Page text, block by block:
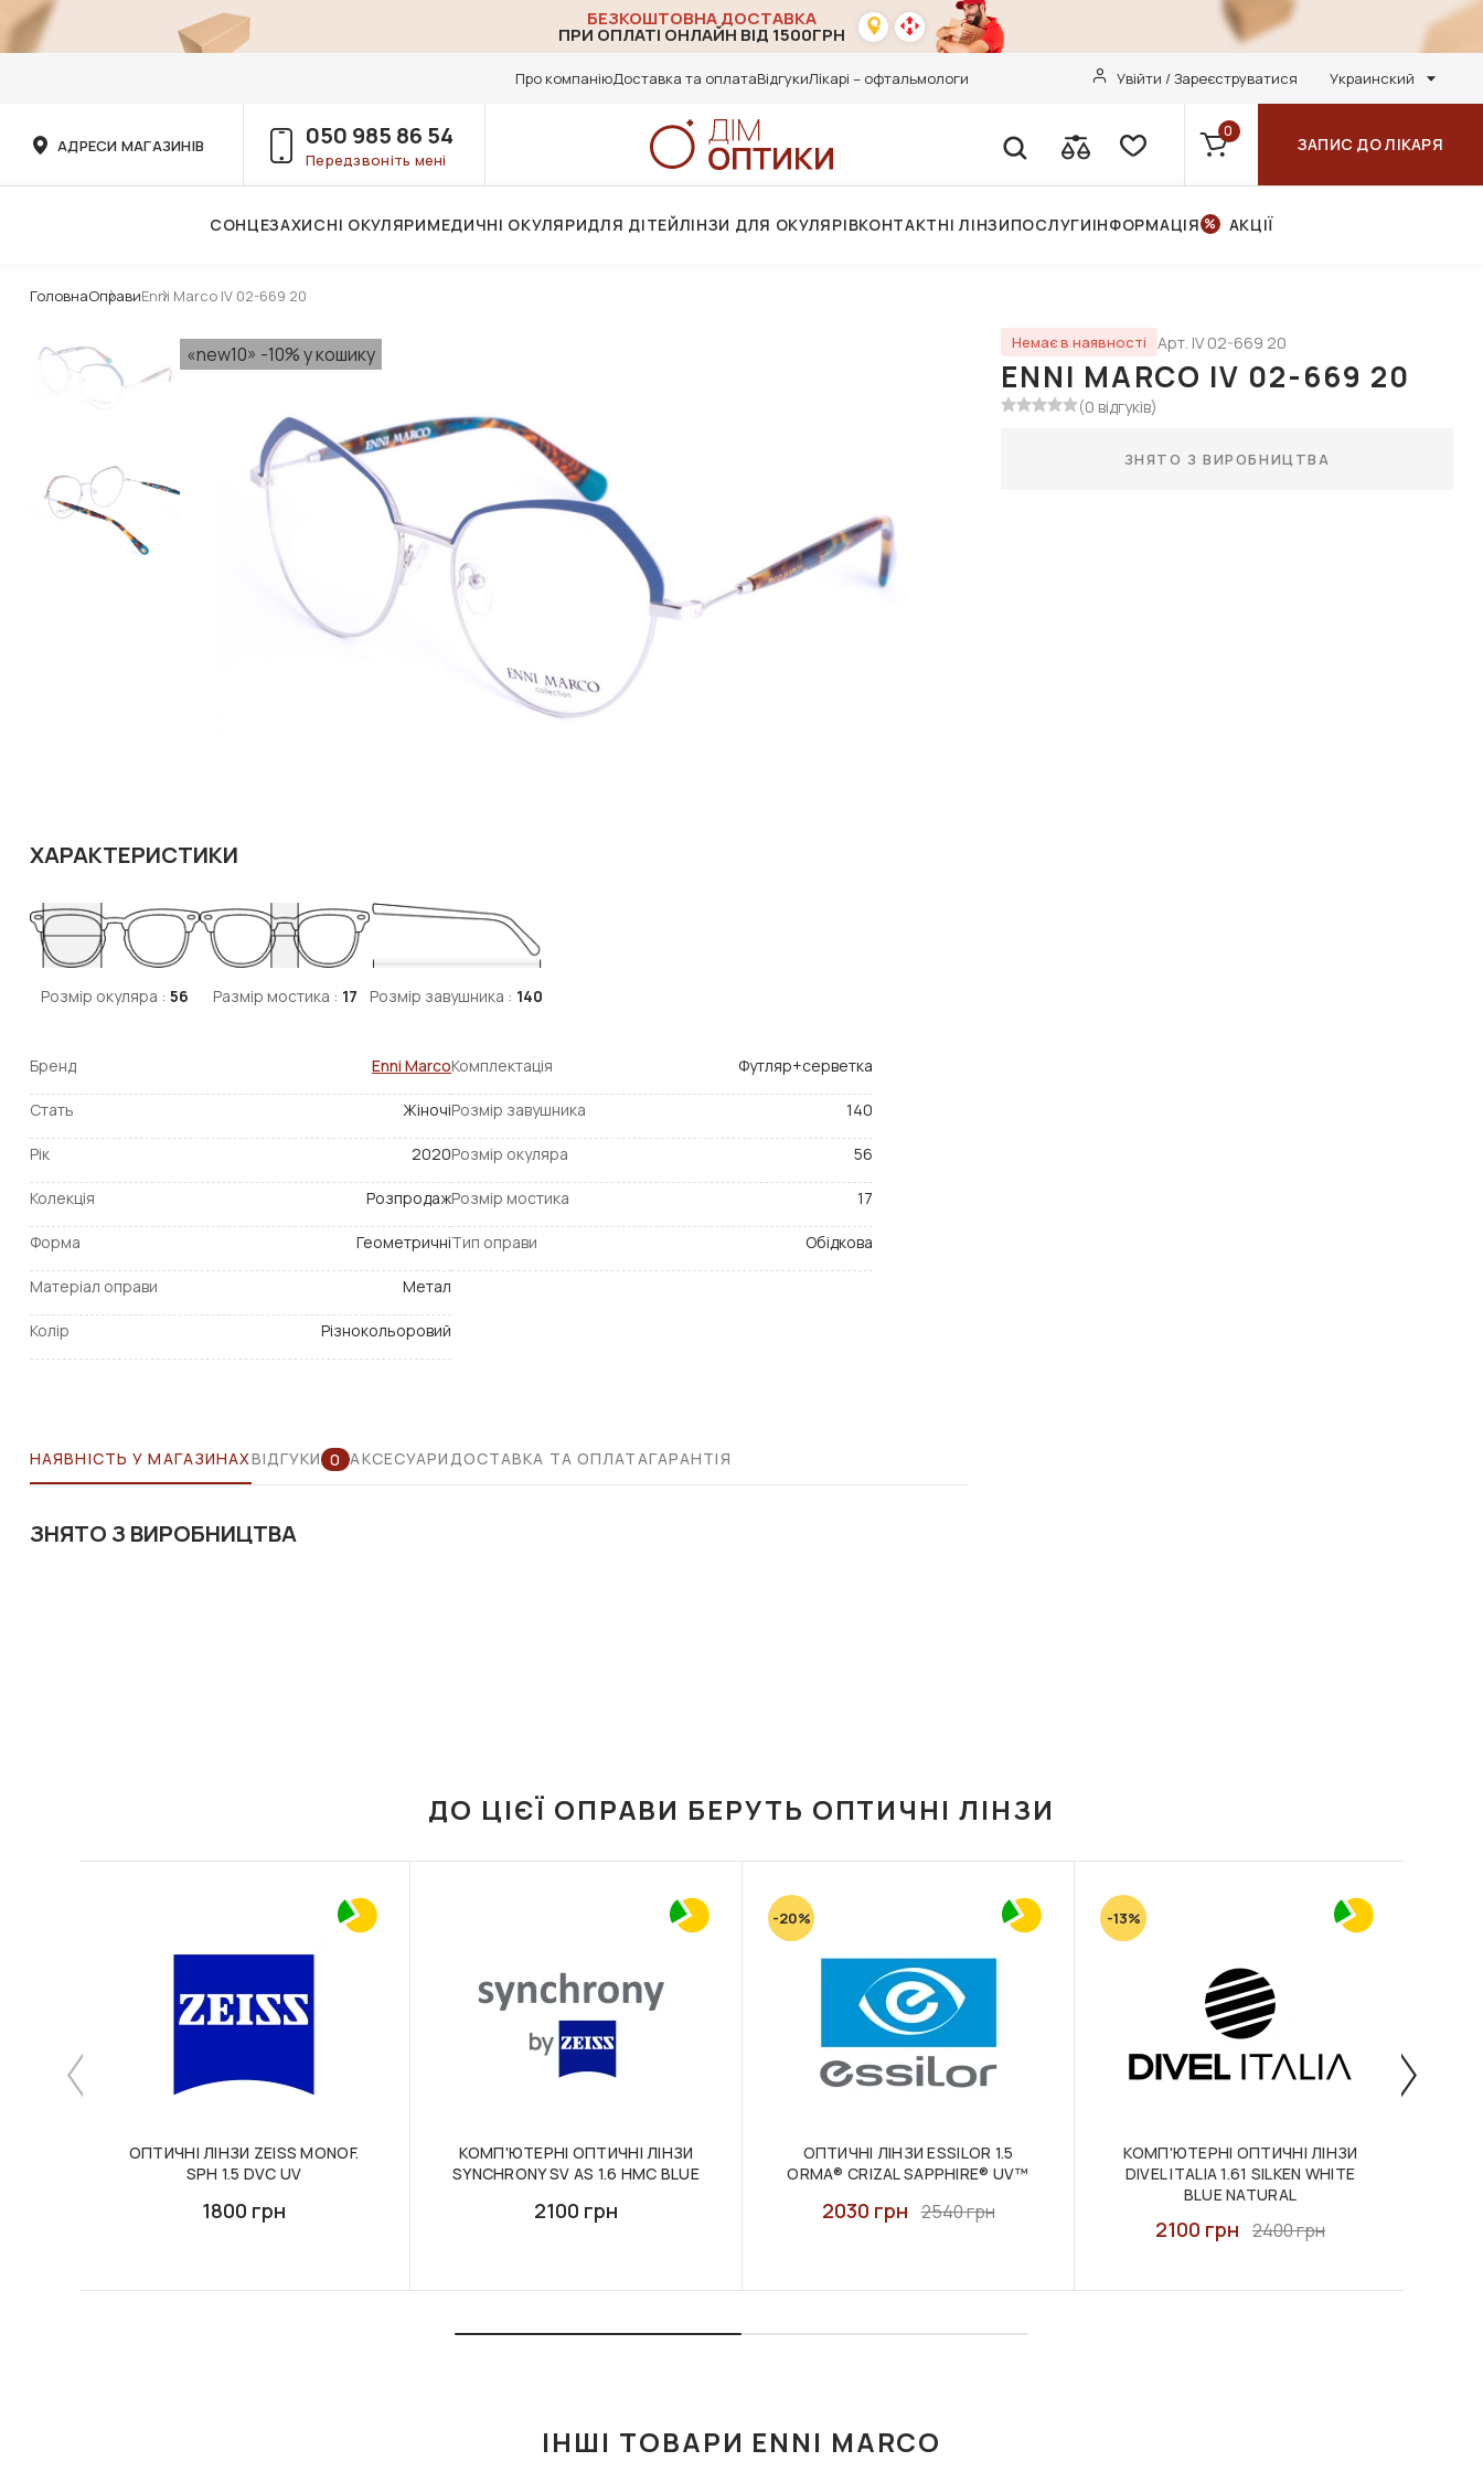
БЕЗКОШТОВНА ДОСТАВКА
ПРИ ОПЛАТІ ОНЛАЙН ВІД 1500ГРН
Про компаніюДоставка та оплатаВідгукиЛікарі – офтальмологи Увійти / Зареєструватися Украинский
АДРЕСИ МАГАЗИНІВ 050 985 86 54
Передзвоніть мені
0
ЗАПИС ДО ЛІКАРЯ
СОНЦЕЗАХИСНІ ОКУЛЯРИМЕДИЧНІ ОКУЛЯРИДЛЯ ДІТЕЙЛІНЗИ ДЛЯ ОКУЛЯРІВКОНТАКТНІ ЛІНЗИПОСЛУГИІНФОРМАЦІЯ АКЦІЇ
ГоловнаОправиEnni Marco IV 02-669 20
«new10» -10% у кошику Немає в наявності Арт. IV 02-669 20
ENNI MARCO IV 02-669 20
(0 відгуків)
ЗНЯТО З ВИРОБНИЦТВА
ХАРАКТЕРИСТИКИ
Розмір окуляра : 56 Размір мостика : 17 Розмір завушника : 140
Бренд Enni Marco
Стать Жіночі
Рік 2020
Колекція Розпродаж
Форма Геометричні
Матеріал оправи Метал
Колір Різнокольоровий
Комплектація Футляр+серветка
Розмір завушника 140
Розмір окуляра 56
Розмір мостика 17
Тип оправи Обідкова
НАЯВНІСТЬ У МАГАЗИНАХВІДГУКИ 0 АКСЕСУАРИДОСТАВКА ТА ОПЛАТАГАРАНТІЯ
ЗНЯТО З ВИРОБНИЦТВА
ДО ЦІЄЇ ОПРАВИ БЕРУТЬ ОПТИЧНІ ЛІНЗИ
ОПТИЧНІ ЛІНЗИ ZEISS MONOF.
SPH 1.5 DVC UV
1800 грн
КОМП'ЮТЕРНІ ОПТИЧНІ ЛІНЗИ
SYNCHRONY SV AS 1.6 HMC BLUE
2100 грн
-20%
ОПТИЧНІ ЛІНЗИ ESSILOR 1.5
ORMA® CRIZAL SAPPHIRE® UV™
2030 грн 2540 грн
-13%
КОМП'ЮТЕРНІ ОПТИЧНІ ЛІНЗИ
DIVEL ITALIA 1.61 SILKEN WHITE
BLUE NATURAL
2100 грн 2400 грн
ІНШІ ТОВАРИ ENNI MARCO